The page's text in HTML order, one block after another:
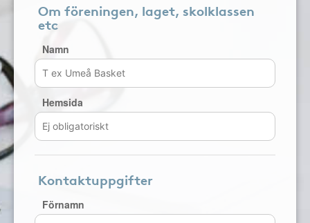
Om föreningen, laget, skolklassen
etc
Namn
Hemsida
Kontaktuppgifter
Förnamn